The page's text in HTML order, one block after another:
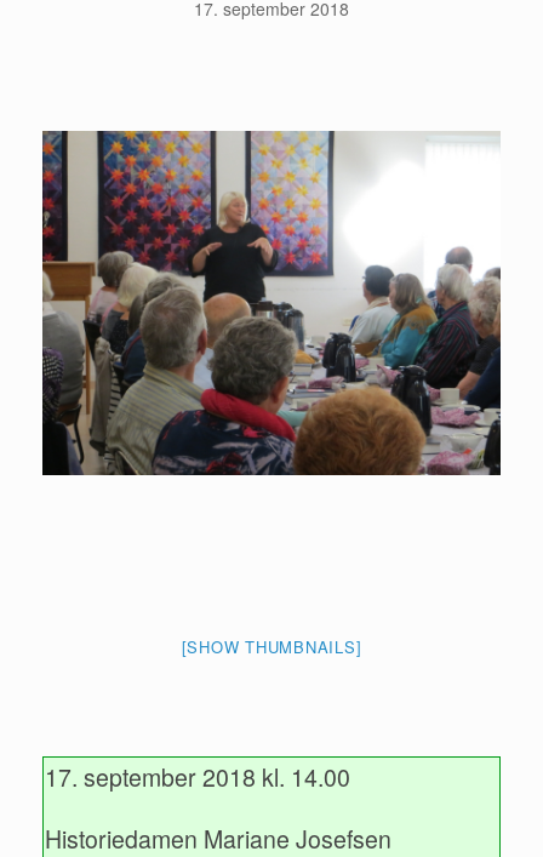
17. september 2018
[SHOW THUMBNAILS]
17. september 2018 kl. 14.00
Historiedamen Mariane Josefsen